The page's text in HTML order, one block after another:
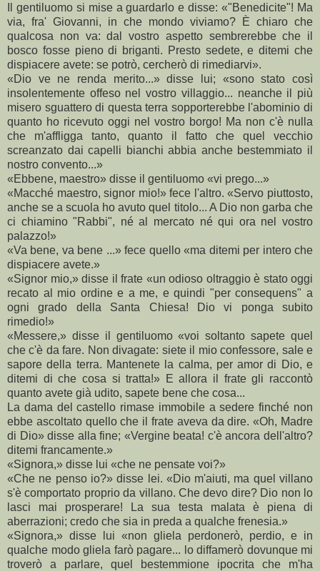
Il gentiluomo si mise a guardarlo e disse: «"Benedicite"! Ma
via, fra' Giovanni, in che mondo viviamo? È chiaro che
qualcosa non va: dal vostro aspetto sembrerebbe che il
bosco fosse pieno di briganti. Presto sedete, e ditemi che
dispiacere avete: se potrò, cercherò di rimediarvi».
«Dio ve ne renda merito...» disse lui; «sono stato così
insolentemente offeso nel vostro villaggio... neanche il più
misero sguattero di questa terra sopporterebbe l'abominio di
quanto ho ricevuto oggi nel vostro borgo! Ma non c'è nulla
che m'affligga tanto, quanto il fatto che quel vecchio
screanzato dai capelli bianchi abbia anche bestemmiato il
nostro convento...»
«Ebbene, maestro» disse il gentiluomo «vi prego...»
«Macché maestro, signor mio!» fece l'altro. «Servo piuttosto,
anche se a scuola ho avuto quel titolo... A Dio non garba che
ci chiamino "Rabbi", né al mercato né qui ora nel vostro
palazzo!»
«Va bene, va bene ...» fece quello «ma ditemi per intero che
dispiacere avete.»
«Signor mio,» disse il frate «un odioso oltraggio è stato oggi
recato al mio ordine e a me, e quindi "per consequens" a
ogni grado della Santa Chiesa! Dio vi ponga subito
rimedio!»
«Messere,» disse il gentiluomo «voi soltanto sapete quel
che c'è da fare. Non divagate: siete il mio confessore, sale e
sapore della terra. Mantenete la calma, per amor di Dio, e
ditemi di che cosa si tratta!» E allora il frate gli raccontò
quanto avete già udito, sapete bene che cosa...
La dama del castello rimase immobile a sedere finché non
ebbe ascoltato quello che il frate aveva da dire. «Oh, Madre
di Dio» disse alla fine; «Vergine beata! c'è ancora dell'altro?
ditemi francamente.»
«Signora,» disse lui «che ne pensate voi?»
«Che ne penso io?» disse lei. «Dio m'aiuti, ma quel villano
s'è comportato proprio da villano. Che devo dire? Dio non lo
lasci mai prosperare! La sua testa malata è piena di
aberrazioni; credo che sia in preda a qualche frenesia.»
«Signora,» disse lui «non gliela perdonerò, perdio, e in
qualche modo gliela farò pagare... lo diffamerò dovunque mi
troverò a parlare, quel bestemmione ipocrita che m'ha